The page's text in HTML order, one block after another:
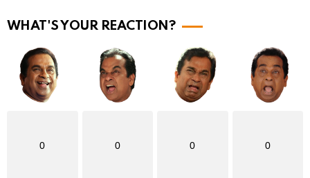
WHAT'S YOUR REACTION?
0 0 0 0